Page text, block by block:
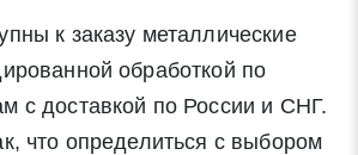
к заказу металлические
обработкой по
с доставкой по России и СНГ.
что определиться с выбором